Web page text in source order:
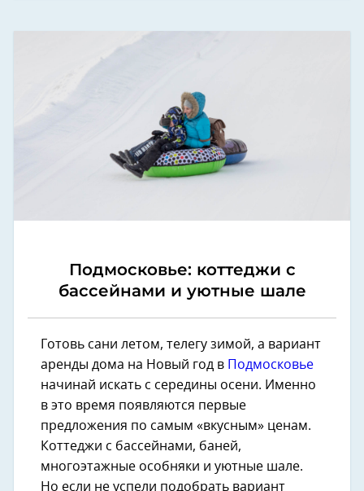
Подмосковье: коттеджи с
бассейнами и уютные шале
Готовь сани летом, телегу зимой, а вариант
аренды дома на Новый год в
Подмосковье
начинай искать с середины осени. Именно
в это время появляются первые
предложения по самым «вкусным» ценам.
Коттеджи с бассейнами, баней,
многоэтажные особняки и уютные шале.
Но если не успели подобрать вариант